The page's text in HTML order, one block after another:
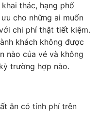
thác, hạng phổ
cho những ai muốn
chi phí thật tiết kiệm.
khách không được
nào của vé và không
trường hợp nào.
ăn có tính phí trên